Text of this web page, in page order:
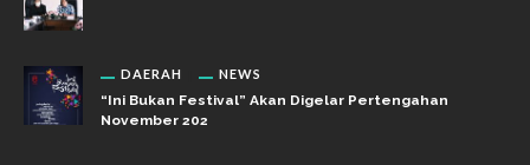
DAERAH NEWS
“Ini Bukan Festival” Akan Digelar Pertengahan
November 202